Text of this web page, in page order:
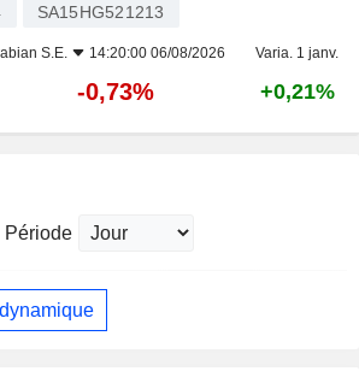
SA15HG521213
S.E. 14:20:00 06/08/2026 Varia. 1 janv.
-0,73% +0,21%
Période